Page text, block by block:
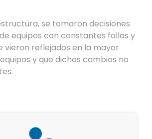
se tomaron decisiones
equipos con constantes fallas y
vieron reflejados en la mayor
y que dichos cambios no